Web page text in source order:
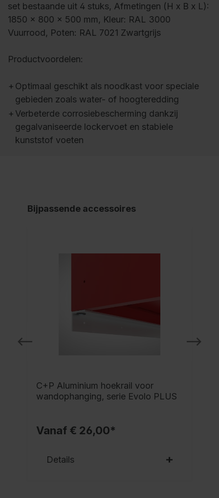
set bestaande uit 4 stuks, Afmetingen (H x B x L):
1850 x 800 x 500 mm, Kleur: RAL 3000
Vuurrood, Poten: RAL 7021 Zwartgrijs
Productvoordelen:
+ Optimaal geschikt als noodkast voor speciale
gebieden zoals water- of hoogteredding
+ Verbeterde corrosiebescherming dankzij
gegalvaniseerde lockervoet en stabiele
kunststof voeten
Bijpassende accessoires
C+P Aluminium hoekrail voor
wandophanging, serie Evolo PLUS
Vanaf € 26,00*
Details